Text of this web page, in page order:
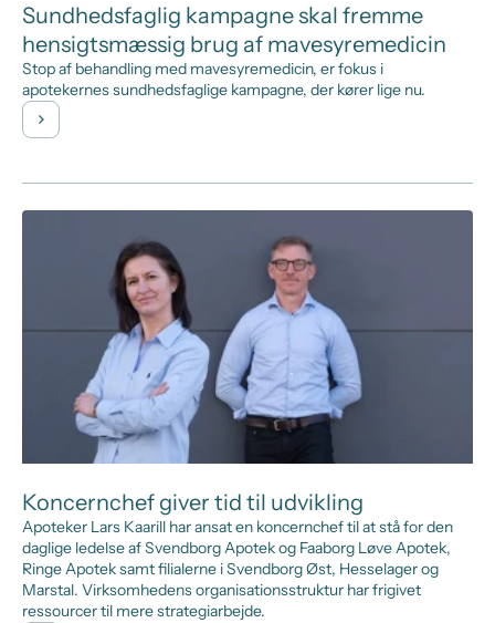
Sundhedsfaglig kampagne skal fremme
hensigtsmæssig brug af mavesyremedicin
Stop af behandling med mavesyremedicin, er fokus i
apotekernes sundhedsfaglige kampagne, der kører lige nu.
Koncernchef giver tid til udvikling
Apoteker Lars Kaarill har ansat en koncernchef til at stå for den
daglige ledelse af Svendborg Apotek og Faaborg Løve Apotek,
Ringe Apotek samt filialerne i Svendborg Øst, Hesselager og
Marstal. Virksomhedens organisationsstruktur har frigivet
ressourcer til mere strategiarbejde.